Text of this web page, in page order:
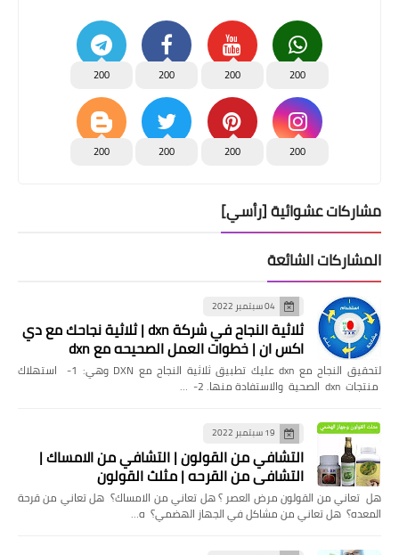
200
200
200
200
200
200
200
200
مشاركات عشوائية [رأسي]
المشاركات الشائعة
04 سبتمبر 2022
ثلاثية النجاح في شركة dxn | ثلاثية نجاحك مع دي
اكس ان | خطوات العمل الصحيحه مع dxn
لتحقيق النجاح مع dxn عليك تطبيق ثلاثية النجاح مع DXN وهي: 1- استهلاك
منتجات dxn الصحية والاستفادة منها. 2- …
19 سبتمبر 2022
التشافي من القولون | التشافي من الامساك |
التشافي من القرحه | مثلث القولون
هل تعاني من القولون مرض العصر ؟ هل تعاني من الامساك؟ هل تعاني من قرحة
المعده؟ هل تعاني من مشاكل في الجهاز الهضمي؟ ه…